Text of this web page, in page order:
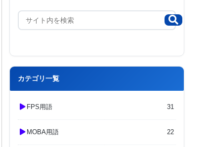
カテゴリ一覧
FPS用語 31
MOBA用語 22